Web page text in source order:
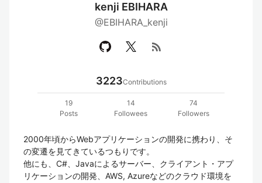
kenji EBIHARA
@EBIHARA_kenji
rss_feed
3223Contributions
19
Posts
14
Followees
74
Followers
2000年頃からWebアプリケーションの開発に携わり、そ
の変遷を見てきているつもりです。
他にも、C#、Javaによるサーバー、クライアント・アプ
リケーションの開発、AWS, Azureなどのクラウド環境を